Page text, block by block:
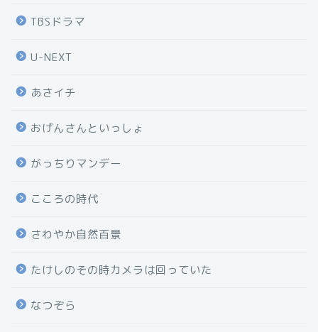
TBSドラマ
U-NEXT
あさイチ
おげんさんといっしょ
がっちりマンデー
こころの時代
さわやか自然百景
たけしのその時カメラは回っていた
なつぞら